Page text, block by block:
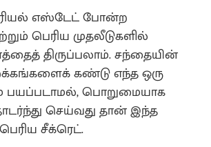
எஸ்டேட் போன்ற
பெரிய முதலீடுகளில்
திருப்பலாம். சந்தையின்
கண்டு எந்த ஒரு
பயப்படாமல், பொறுமையாக
செய்வது தான் இந்த
சீக்ரெட்.